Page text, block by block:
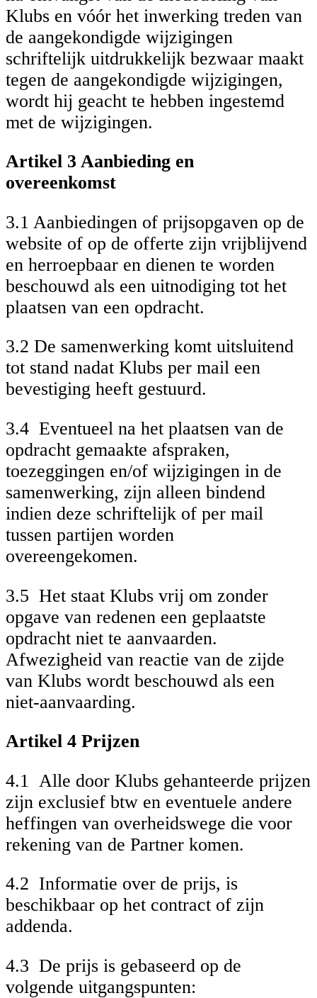
Klubs en vóór het inwerking treden van
de aangekondigde wijzigingen
schriftelijk uitdrukkelijk bezwaar maakt
tegen de aangekondigde wijzigingen,
wordt hij geacht te hebben ingestemd
met de wijzigingen.
Artikel 3 Aanbieding en
overeenkomst
3.1 Aanbiedingen of prijsopgaven op de
website of op de offerte zijn vrijblijvend
en herroepbaar en dienen te worden
beschouwd als een uitnodiging tot het
plaatsen van een opdracht.
3.2 De samenwerking komt uitsluitend
tot stand nadat Klubs per mail een
bevestiging heeft gestuurd.
3.4 Eventueel na het plaatsen van de
opdracht gemaakte afspraken,
toezeggingen en/of wijzigingen in de
samenwerking, zijn alleen bindend
indien deze schriftelijk of per mail
tussen partijen worden
overeengekomen.
3.5 Het staat Klubs vrij om zonder
opgave van redenen een geplaatste
opdracht niet te aanvaarden.
Afwezigheid van reactie van de zijde
van Klubs wordt beschouwd als een
niet-aanvaarding.
Artikel 4 Prijzen
4.1 Alle door Klubs gehanteerde prijzen
zijn exclusief btw en eventuele andere
heffingen van overheidswege die voor
rekening van de Partner komen.
4.2 Informatie over de prijs, is
beschikbaar op het contract of zijn
addenda.
4.3 De prijs is gebaseerd op de
volgende uitgangspunten: